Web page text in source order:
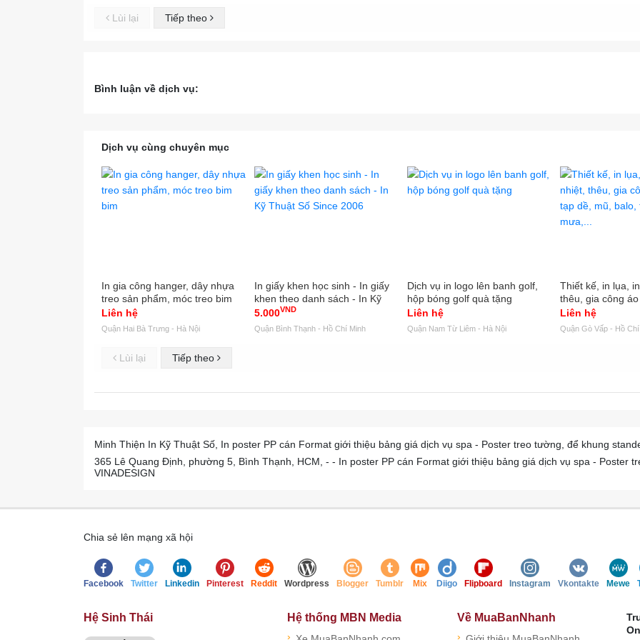
Lùi lại Tiếp theo
Bình luận về dịch vụ:
Dịch vụ cùng chuyên mục
In gia công hanger, dây nhựa
treo sản phẩm, móc treo bim
bim
Liên hệ
Quận Hai Bà Trưng - Hà Nội
In giấy khen học sinh - In giấy
khen theo danh sách - In Kỹ
Thuật Số Since 2006
5.000VND
Quận Bình Thạnh - Hồ Chí Minh
Dịch vụ in logo lên banh golf,
hộp bóng golf quà tặng
Liên hệ
Quận Nam Từ Liêm - Hà Nội
Thiết kế, in lụa,
thêu, gia công
mũ, balo, túi
Liên hệ
Quận Gò Vấp - Hồ
Lùi lại Tiếp theo
Minh Thiện In Kỹ Thuật Số, In poster PP cán Format giới thiệu bảng giá dịch vụ spa - Poster treo tường, để khung
365 Lê Quang Định, phường 5, Bình Thạnh, HCM, - - In poster PP cán Format giới thiệu bảng giá dịch vụ spa - Poster
VINADESIGN
Chia sẻ lên mạng xã hội
Facebook Twitter Linkedin Pinterest Reddit Wordpress Blogger Tumblr Mix Diigo Flipboard Instagram Vkontakte Mewe
Hệ Sinh Thái Hệ thống MBN Media
›
Về MuaBanNhanh
›